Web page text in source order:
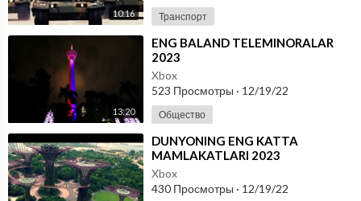
10:16 Транспорт
13:20
⁣ENG BALAND TELEMINORALAR
2023
Xbox
523 Просмотры · 12/19/22
Общество
⁣DUNYONING ENG KATTA
MAMLAKATLARI 2023
Xbox
430 Просмотры · 12/19/22